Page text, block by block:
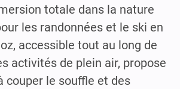
totale dans la nature
les randonnées et le ski en
accessible tout au long de
activités de plein air, propose
couper le souffle et des